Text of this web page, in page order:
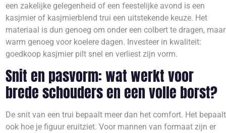
een zakelijke gelegenheid of een feestelijke avond is een
kasjmier of kasjmierblend trui een uitstekende keuze. Het
materiaal is dun genoeg om onder een colbert te dragen, maar
warm genoeg voor koelere dagen. Investeer in kwaliteit:
goedkoop kasjmier pilt snel en verliest zijn vorm.
Snit en pasvorm: wat werkt voor
brede schouders en een volle borst?
De snit van een trui bepaalt meer dan het comfort. Het bepaalt
ook hoe je figuur eruitziet. Voor mannen van formaat zijn er